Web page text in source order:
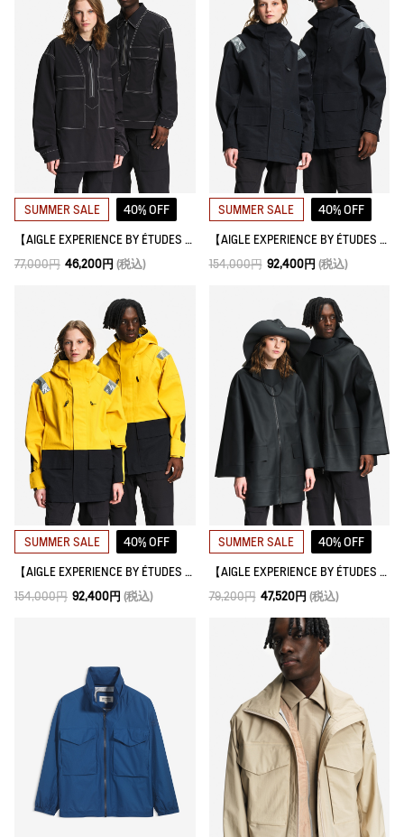
SUMMER SALE 40% OFF
【AIGLE EXPERIENCE BY ÉTUDES STUDIO】 フィッシャーマンズシャツ
77,000円 46,200円 (税込)
SUMMER SALE 40% OFF
【AIGLE EXPERIENCE BY ÉTUDES STUDIO】 ゴアテックス3レイヤー テクニカルジャケット
154,000円 92,400円 (税込)
SUMMER SALE 40% OFF
【AIGLE EXPERIENCE BY ÉTUDES STUDIO】 ゴアテックス3レイヤー テクニカルジャケット
154,000円 92,400円 (税込)
SUMMER SALE 40% OFF
【AIGLE EXPERIENCE BY ÉTUDES STUDIO】 ラバーウィンドブレーカーコート
79,200円 47,520円 (税込)